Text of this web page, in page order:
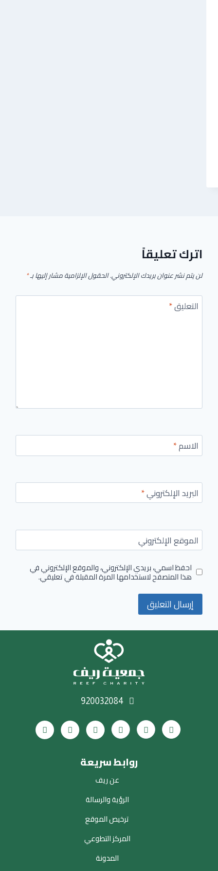
اترك تعليقاً
لن يتم نشر عنوان بريدك الإلكتروني.الحقول الإلزامية مشار إليها بـ*
التعليق*
الاسم*
البريد الإلكتروني*
الموقع الإلكتروني
احفظ اسمي، بريدي الإلكتروني، والموقع الإلكتروني في
هذا المتصفح لاستخدامها المرة المقبلة في تعليقي.
920032084
روابط سريعة
عن ريف
الرؤية والرسالة
ترخيص الموقع
المركز التطوعي
المدونة